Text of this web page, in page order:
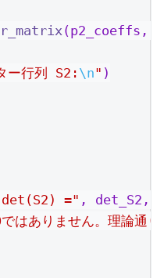
(p2_coeffs,
ー行列 S2: \n" )
det(S2) =" , det_S2,
ありません。理論通り